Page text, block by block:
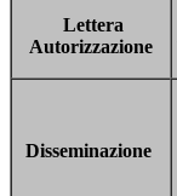
Lettera
Autorizzazione
Disseminazione